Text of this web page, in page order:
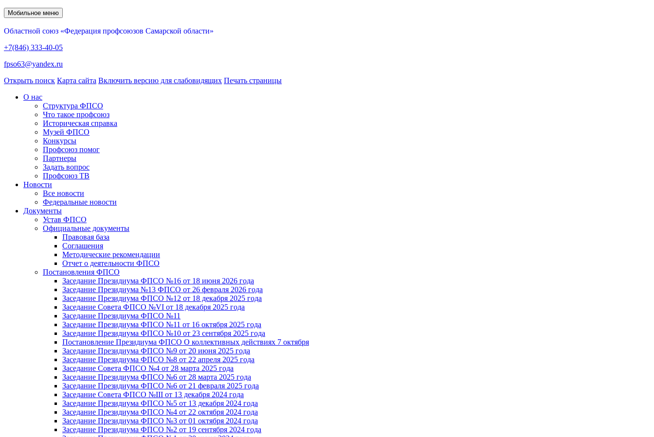
Мобильное меню
Областной союз «Федерация профсоюзов Самарской области»
+7(846) 333-40-05
fpso63@yandex.ru
Открыть поиск Карта сайта Включить версию для слабовидящих Печать страницы
О нас
Структура ФПСО
Что такое профсоюз
Историческая справка
Музей ФПСО
Конкурсы
Профсоюз помог
Партнеры
Задать вопрос
Профсоюз ТВ
Новости
Все новости
Федеральные новости
Документы
Устав ФПСО
Официальные документы
Правовая база
Соглашения
Методические рекомендации
Отчет о деятельности ФПСО
Постановления ФПСО
Заседание Президиума ФПСО №16 от 18 июня 2026 года
Заседание Президиума №13 ФПСО от 26 февраля 2026 года
Заседание Президиума ФПСО №12 от 18 декабря 2025 года
Заседание Совета ФПСО №VI от 18 декабря 2025 года
Заседание Президиума ФПСО №11
Заседание Президиума ФПСО №11 от 16 октября 2025 года
Заседание Президиума ФПСО №10 от 23 сентября 2025 года
Постановление Президиума ФПСО О коллективных действиях 7 октября
Заседание Президиума ФПСО №9 от 20 июня 2025 года
Заседание Президиума ФПСО №8 от 22 апреля 2025 года
Заседание Совета ФПСО №4 от 28 марта 2025 года
Заседание Президиума ФПСО №6 от 28 марта 2025 года
Заседание Президиума ФПСО №6 от 21 февраля 2025 года
Заседание Совета ФПСО №III от 13 декабря 2024 года
Заседание Президиума ФПСО №5 от 13 декабря 2024 года
Заседание Президиума ФПСО №4 от 22 октября 2024 года
Заседание Президиума ФПСО №3 от 01 октября 2024 года
Заседание Президиума ФПСО №2 от 19 сентября 2024 года